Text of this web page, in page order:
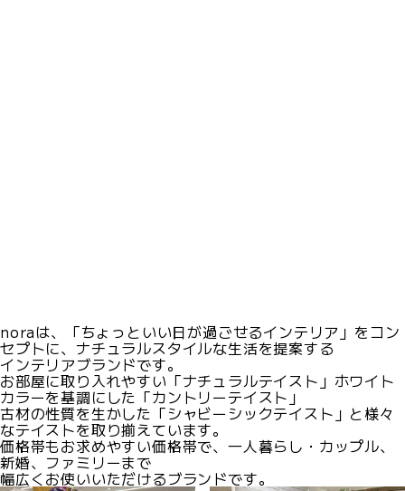
noraは、「ちょっといい日が過ごせるインテリア」をコン
セプトに、ナチュラルスタイルな生活を提案する
インテリアブランドです。
お部屋に取り入れやすい「ナチュラルテイスト」ホワイト
カラーを基調にした「カントリーテイスト」
古材の性質を生かした「シャビーシックテイスト」と様々
なテイストを取り揃えています。
価格帯もお求めやすい価格帯で、一人暮らし・カップル、
新婚、ファミリーまで
幅広くお使いいただけるブランドです。